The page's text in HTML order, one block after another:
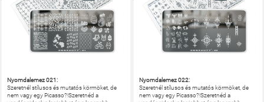
Nyomdalemez 021:
Szeretnél stílusos és mutatós körmöket, de
nem vagy egy Picasso?!Szeretnéd a
Nyomdalemez 022:
Szeretnél stílusos és mutatós körmöket, de
nem vagy egy Picasso?!Szeretnéd a